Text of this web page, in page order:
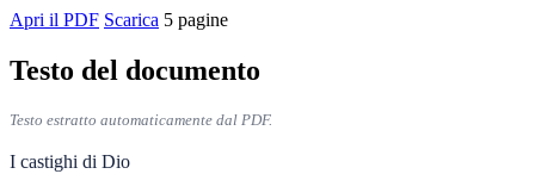
Apri il PDF Scarica 5 pagine
Testo del documento
Testo estratto automaticamente dal PDF.
I castighi di Dio